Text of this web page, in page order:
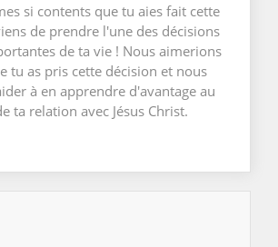
si contents que tu aies fait cette
de prendre l'une des décisions
de ta vie ! Nous aimerions
tu as pris cette décision et nous
à en apprendre d'avantage au
ta relation avec Jésus Christ.